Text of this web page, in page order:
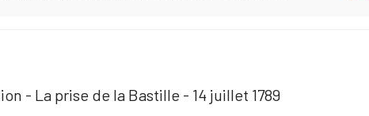
- La prise de la Bastille - 14 juillet 1789